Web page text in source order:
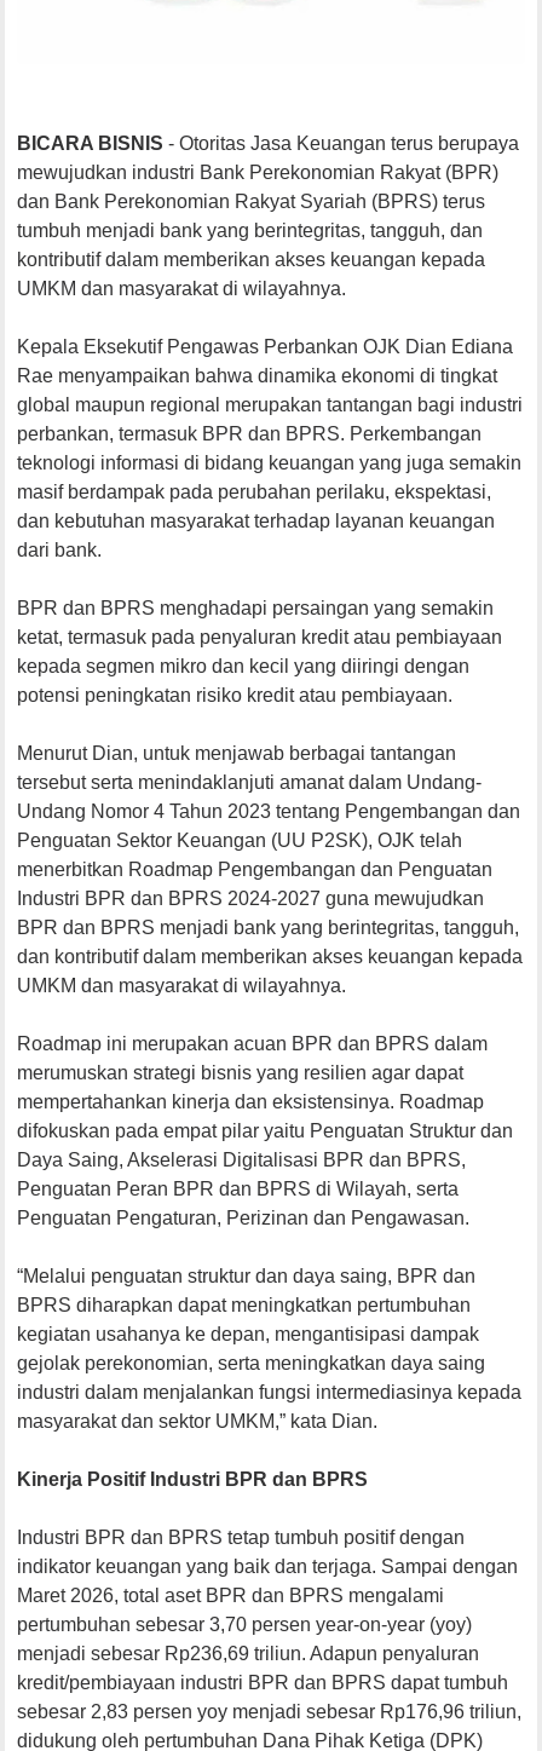
BICARA BISNIS - Otoritas Jasa Keuangan terus berupaya
mewujudkan industri Bank Perekonomian Rakyat (BPR)
dan Bank Perekonomian Rakyat Syariah (BPRS) terus
tumbuh menjadi bank yang berintegritas, tangguh, dan
kontributif dalam memberikan akses keuangan kepada
UMKM dan masyarakat di wilayahnya.
Kepala Eksekutif Pengawas Perbankan OJK Dian Ediana
Rae menyampaikan bahwa dinamika ekonomi di tingkat
global maupun regional merupakan tantangan bagi industri
perbankan, termasuk BPR dan BPRS. Perkembangan
teknologi informasi di bidang keuangan yang juga semakin
masif berdampak pada perubahan perilaku, ekspektasi,
dan kebutuhan masyarakat terhadap layanan keuangan
dari bank.
BPR dan BPRS menghadapi persaingan yang semakin
ketat, termasuk pada penyaluran kredit atau pembiayaan
kepada segmen mikro dan kecil yang diiringi dengan
potensi peningkatan risiko kredit atau pembiayaan.
Menurut Dian, untuk menjawab berbagai tantangan
tersebut serta menindaklanjuti amanat dalam Undang-
Undang Nomor 4 Tahun 2023 tentang Pengembangan dan
Penguatan Sektor Keuangan (UU P2SK), OJK telah
menerbitkan Roadmap Pengembangan dan Penguatan
Industri BPR dan BPRS 2024-2027 guna mewujudkan
BPR dan BPRS menjadi bank yang berintegritas, tangguh,
dan kontributif dalam memberikan akses keuangan kepada
UMKM dan masyarakat di wilayahnya.
Roadmap ini merupakan acuan BPR dan BPRS dalam
merumuskan strategi bisnis yang resilien agar dapat
mempertahankan kinerja dan eksistensinya. Roadmap
difokuskan pada empat pilar yaitu Penguatan Struktur dan
Daya Saing, Akselerasi Digitalisasi BPR dan BPRS,
Penguatan Peran BPR dan BPRS di Wilayah, serta
Penguatan Pengaturan, Perizinan dan Pengawasan.
“Melalui penguatan struktur dan daya saing, BPR dan
BPRS diharapkan dapat meningkatkan pertumbuhan
kegiatan usahanya ke depan, mengantisipasi dampak
gejolak perekonomian, serta meningkatkan daya saing
industri dalam menjalankan fungsi intermediasinya kepada
masyarakat dan sektor UMKM,” kata Dian.
Kinerja Positif Industri BPR dan BPRS
Industri BPR dan BPRS tetap tumbuh positif dengan
indikator keuangan yang baik dan terjaga. Sampai dengan
Maret 2026, total aset BPR dan BPRS mengalami
pertumbuhan sebesar 3,70 persen year-on-year (yoy)
menjadi sebesar Rp236,69 triliun. Adapun penyaluran
kredit/pembiayaan industri BPR dan BPRS dapat tumbuh
sebesar 2,83 persen yoy menjadi sebesar Rp176,96 triliun,
didukung oleh pertumbuhan Dana Pihak Ketiga (DPK)